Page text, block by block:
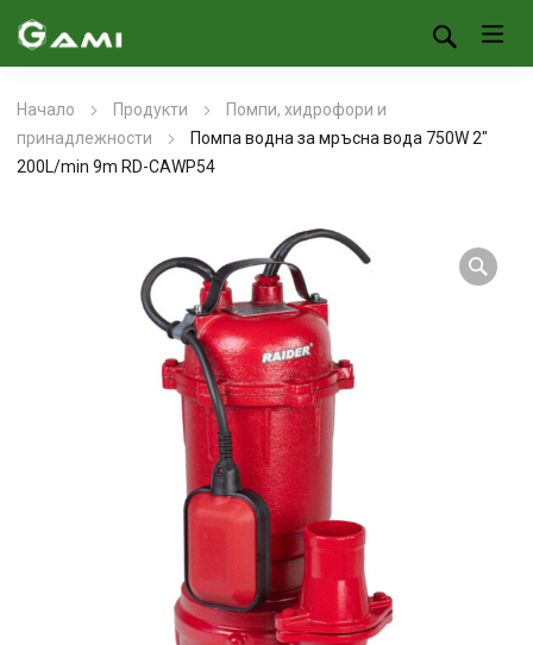
Начало Продукти
Помпи, хидрофори и
принадлежности
Помпа водна за мръсна вода 750W 2″
200L/min 9m RD-CAWP54